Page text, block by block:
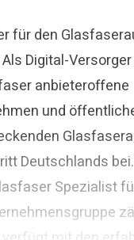
für den
Digital-
anbieteroffene
und
Deutschlands
Spezialist